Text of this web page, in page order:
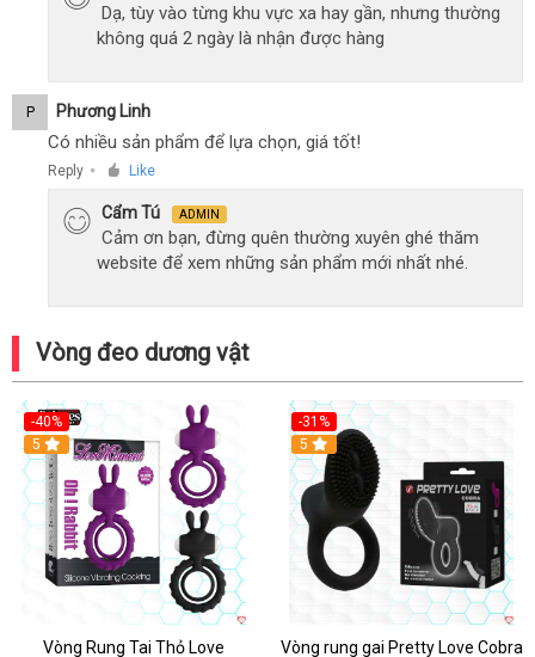
Dạ, tùy vào từng khu vực xa hay gần, nhưng thường
không quá 2 ngày là nhận được hàng
P Phương Linh
Có nhiều sản phẩm để lựa chọn, giá tốt!
Reply ● Like
Cẩm Tú ADMIN
Cảm ơn bạn, đừng quên thường xuyên ghé thăm
website để xem những sản phẩm mới nhất nhé.
Vòng đeo dương vật
-40%
5
Vòng Rung Tai Thỏ Love
-31%
5
Vòng rung gai Pretty Love Cobra